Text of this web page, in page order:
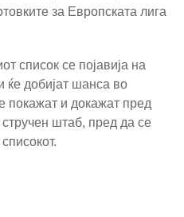
за Европската лига
список се појавија на
ќе добијат шанса во
покажат и докажат пред
штаб, пред да се